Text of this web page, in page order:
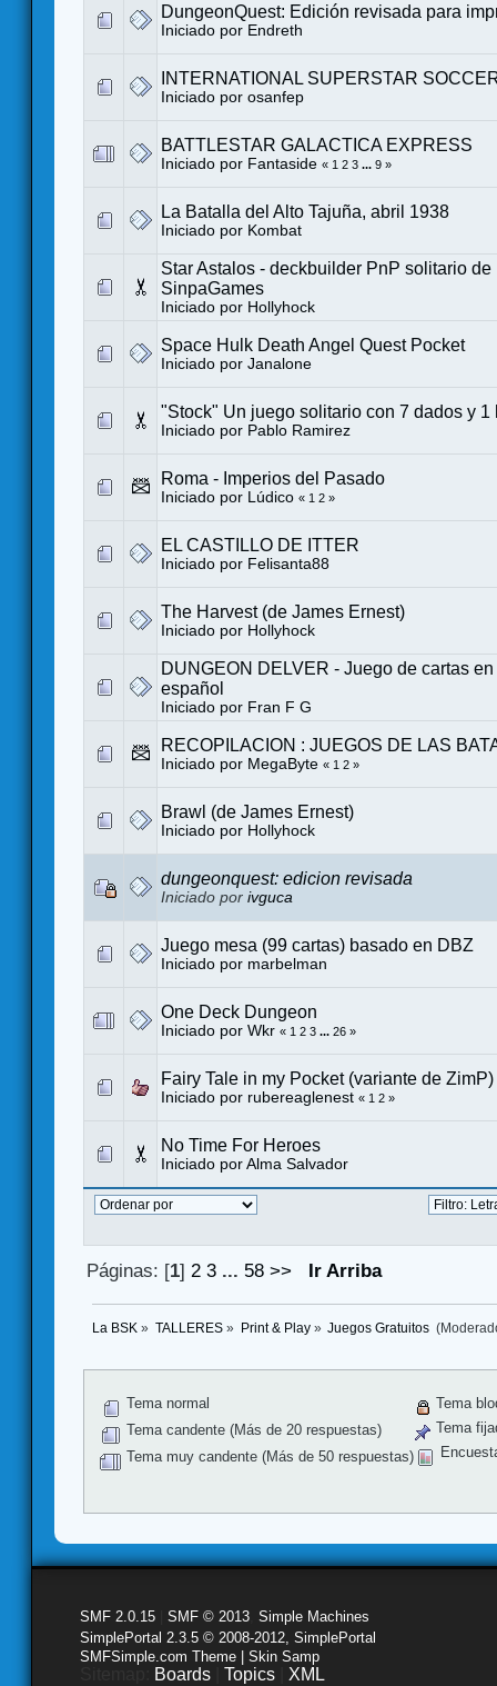
DungeonQuest: Edición revisada para
Iniciado por Endreth
INTERNATIONAL SUPERSTAR
Iniciado por osanfep
BATTLESTAR GALACTICA EXPRESS
Iniciado por Fantaside « 1 2 3 ... 9 »
La Batalla del Alto Tajuña, abril 1938
Iniciado por Kombat
Star Astalos - deckbuilder PnP solitario de
SinpaGames
Iniciado por Hollyhock
Space Hulk Death Angel Quest Pocket
Iniciado por Janalone
"Stock" Un juego solitario con 7 dados y 1
Iniciado por Pablo Ramirez
Roma - Imperios del Pasado
Iniciado por Lúdico « 1 2 »
EL CASTILLO DE ITTER
Iniciado por Felisanta88
The Harvest (de James Ernest)
Iniciado por Hollyhock
DUNGEON DELVER - Juego de cartas
español
Iniciado por Fran F G
RECOPILACION : JUEGOS DE LAS
Iniciado por MegaByte « 1 2 »
Brawl (de James Ernest)
Iniciado por Hollyhock
dungeonquest: edicion revisada
Iniciado por ivguca
Juego mesa (99 cartas) basado en DBZ
Iniciado por marbelman
One Deck Dungeon
Iniciado por Wkr « 1 2 3 ... 26 »
Fairy Tale in my Pocket (variante de ZimP)
Iniciado por rubereaglenest « 1 2 »
No Time For Heroes
Iniciado por Alma Salvador
Páginas: [1]2 3 ... 58 >> Ir Arriba
La BSK » TALLERES» Print & Play» Juegos Gratuitos
Tema normal
Tema candente (Más de 20 respuestas)
Tema muy candente (Más de 50 respuestas)
Tema
Tema
SMF 2.0.15 SMF © 2013 Simple Machines
SimplePortal 2.3.5 © 2008-2012, SimplePortal
SMFSimple.com Theme | Skin Samp
Boards Topics XML